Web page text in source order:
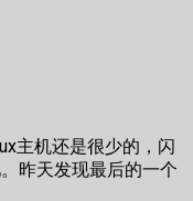
主机还是很少的，闪
昨天发现最后的一个